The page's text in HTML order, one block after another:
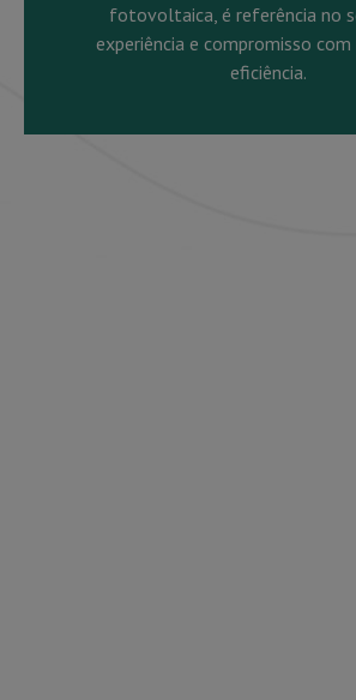
fotovoltaica, é referência no
experiência e compromisso
eficiência.